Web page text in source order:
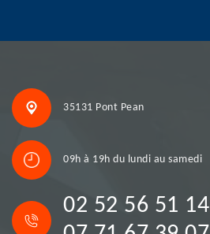
35131 Pont Pean
09h à 19h du lundi au samedi
02 52 56 51 14